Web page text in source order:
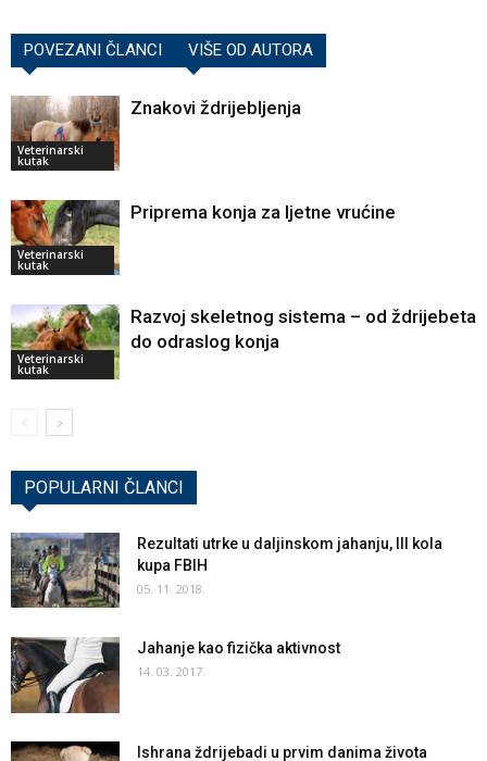
POVEZANI ČLANCI VIŠE OD AUTORA
Veterinarski
kutak
Znakovi ždrijebljenja
Veterinarski
kutak
Priprema konja za ljetne vrućine
Veterinarski
kutak
Razvoj skeletnog sistema – od ždrijebeta
do odraslog konja
POPULARNI ČLANCI
Rezultati utrke u daljinskom jahanju, III kola
kupa FBIH
05. 11. 2018.
Jahanje kao fizička aktivnost
14. 03. 2017.
Ishrana ždrijebadi u prvim danima života